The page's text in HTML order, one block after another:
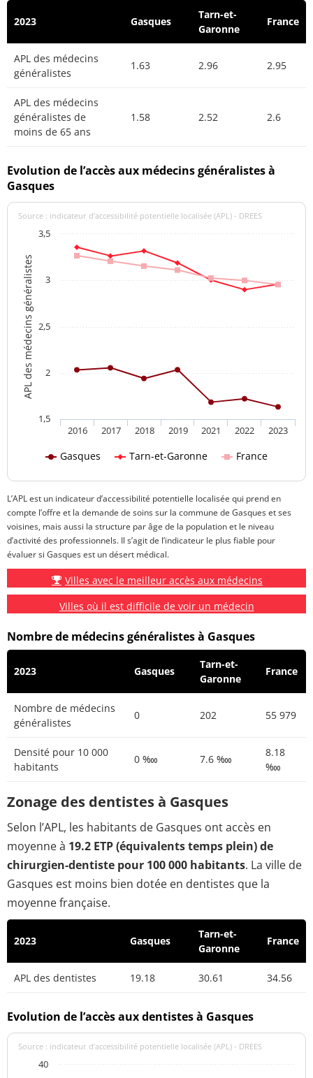
2023 Gasques
Tarn-et-
Garonne
France
APL des médecins
généralistes
1.63 2.96 2.95
APL des médecins
généralistes de
moins de 65 ans
1.58 2.52 2.6
Evolution de l’accès aux médecins généralistes à
Gasques
APL des médecins généralistes
Source : indicateur d’accessibilité potentielle localisée (APL) - DREES
Gasques Tarn-et-Garonne France
2016 2017 2018 2019 2021 2022 2023
1,5
2
2,5
3
3,5
L’APL est un indicateur d’accessibilité potentielle localisée qui prend en
compte l’offre et la demande de soins sur la commune de Gasques et ses
voisines, mais aussi la structure par âge de la population et le niveau
d’activité des professionnels. Il s’agit de l’indicateur le plus fiable pour
évaluer si Gasques est un désert médical.
Villes avec le meilleur accès aux médecins
Villes où il est difficile de voir un médecin
Nombre de médecins généralistes à Gasques
2023 Gasques
Tarn-et-
Garonne
France
Nombre de médecins
généralistes
0 202 55 979
Densité pour 10 000
habitants
0 ‱ 7.6 ‱
8.18
‱
Zonage des dentistes à Gasques
Selon l’APL, les habitants de Gasques ont accès en
moyenne à 19.2 ETP (équivalents temps plein) de
chirurgien-dentiste pour 100 000 habitants. La ville de
Gasques est moins bien dotée en dentistes que la
moyenne française.
2023 Gasques
Tarn-et-
Garonne
France
APL des dentistes 19.18 30.61 34.56
Evolution de l’accès aux dentistes à Gasques
Source : indicateur d’accessibilité potentielle localisée (APL) - DREES
40